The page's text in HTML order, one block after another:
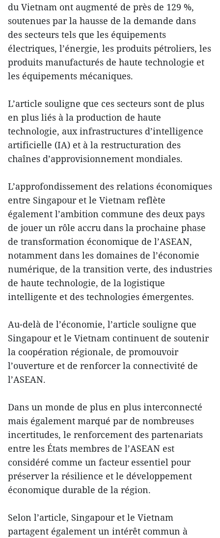
du Vietnam ont augmenté de près de 129 %,
soutenues par la hausse de la demande dans
des secteurs tels que les équipements
électriques, l’énergie, les produits pétroliers, les
produits manufacturés de haute technologie et
les équipements mécaniques.
L’article souligne que ces secteurs sont de plus
en plus liés à la production de haute
technologie, aux infrastructures d’intelligence
artificielle (IA) et à la restructuration des
chaînes d’approvisionnement mondiales.
L’approfondissement des relations économiques
entre Singapour et le Vietnam reflète
également l’ambition commune des deux pays
de jouer un rôle accru dans la prochaine phase
de transformation économique de l’ASEAN,
notamment dans les domaines de l’économie
numérique, de la transition verte, des industries
de haute technologie, de la logistique
intelligente et des technologies émergentes.
Au-delà de l’économie, l’article souligne que
Singapour et le Vietnam continuent de soutenir
la coopération régionale, de promouvoir
l’ouverture et de renforcer la connectivité de
l’ASEAN.
Dans un monde de plus en plus interconnecté
mais également marqué par de nombreuses
incertitudes, le renforcement des partenariats
entre les États membres de l’ASEAN est
considéré comme un facteur essentiel pour
préserver la résilience et le développement
économique durable de la région.
Selon l’article, Singapour et le Vietnam
partagent également un intérêt commun à